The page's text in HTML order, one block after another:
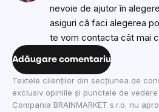
nevoie de ajutor în
asiguri că faci alegerea
te vom contacta cât mai
Adăugare comentariu
Textele clienților din secțiunea de
exclusiv opiniile și punctele de
Compania BRAINMARKET s.r.o. nu